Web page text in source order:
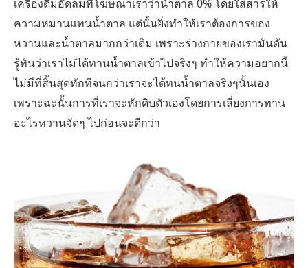
เครื่องดื่มอัดลมที่โฆษณาเราว่าน้ำตาล 0% โดยใส่สารให้
ความหมานแทนน้ำตาล แต่นั้นยิ่งทำให้เราต้องการของ
หวานและน้ำตาลมากกว่าเดิม เพราะร่างกายของเรามันดัน
รู้ทันว่าเราไม่ได้ทานน้ำตาลเข้าไปจริงๆ ทำให้ความอยากนี้
ไม่มีที่สิ้นสุดทักทีจนกว่าเราจะได้ทนน้ำตาลจริงๆนั้นเอง
เพราะฉะนั้นการที่เราจะหักดิบตัวเองโดยการเลี่ยงการทาน
อะไรหวานจัดๆ ไปก่อนจะดีกว่า